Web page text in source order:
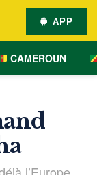
APP
CAMEROUN
l’Europe